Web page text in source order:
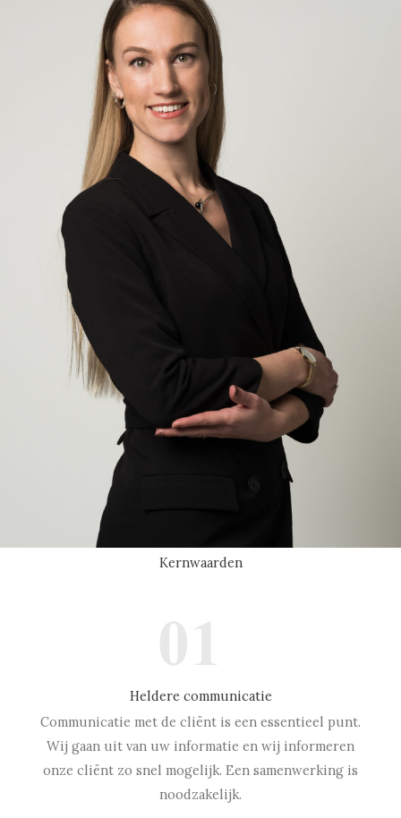
Kernwaarden
Heldere communicatie
Communicatie met de cliënt is een essentieel punt.
Wij gaan uit van uw informatie en wij informeren
onze cliënt zo snel mogelijk. Een samenwerking is
noodzakelijk.